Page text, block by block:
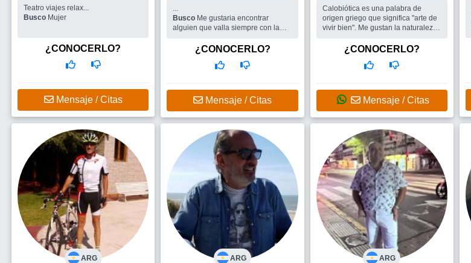
Teatro viajes relax...
Busco Mujer
¿CONOCERLO?
Mensaje / Citas
...
Busco Me gustaria encontrar
alguien que valla siempre con la
camino y disfrutar de la vida
¿CONOCERLO?
Mensaje / Citas
Calobiótica es una palabra de
origen griego que significa "arte de
vivir bien". Me gustan la naturaleza,
el atletismo y los deportes, una
mujer. Viajar, por el ...
Una mujer sensible, que me
me he vuelto más tolerante -incluso
desde luego conmigo mismo...- con
¿CONOCERLO?
Mensaje / Citas
ARG ARG ARG